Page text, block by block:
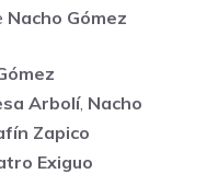
Nacho Gómez
Arbolí, Nacho
Zapico
Exiguo